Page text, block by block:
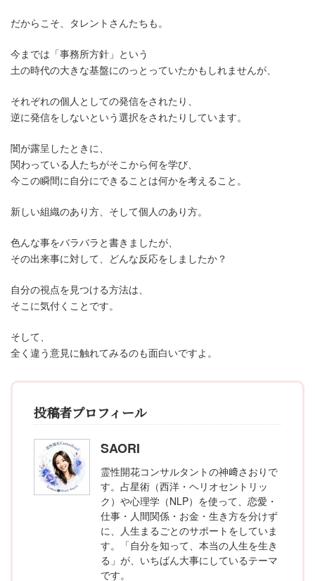
だからこそ、タレントさんたちも。
今までは「事務所方針」という
土の時代の大きな基盤にのっとっていたかもしれませんが、
それぞれの個人としての発信をされたり、
逆に発信をしないという選択をされたりしています。
闇が露呈したときに、
関わっている人たちがそこから何を学び、
今この瞬間に自分にできることは何かを考えること。
新しい組織のあり方、そして個人のあり方。
色んな事をバラバラと書きましたが、
その出来事に対して、どんな反応をしましたか？
自分の視点を見つける方法は、
そこに気付くことです。
そして、
全く違う意見に触れてみるのも面白いですよ。
投稿者プロフィール
SAORI
霊性開花コンサルタントの神﨑さおりで
す。占星術（西洋・ヘリオセントリッ
ク）や心理学（NLP）を使って、恋愛・
仕事・人間関係・お金・生き方を分けず
に、人生まるごとのサポートをしていま
す。「自分を知って、本当の人生を生き
る」が、いちばん大事にしているテーマ
です。